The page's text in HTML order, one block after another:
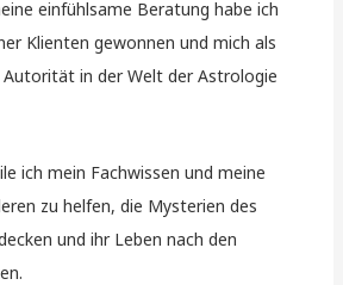
einfühlsame Beratung habe ich
Klienten gewonnen und mich als
in der Welt der Astrologie
ich mein Fachwissen und meine
zu helfen, die Mysterien des
und ihr Leben nach den